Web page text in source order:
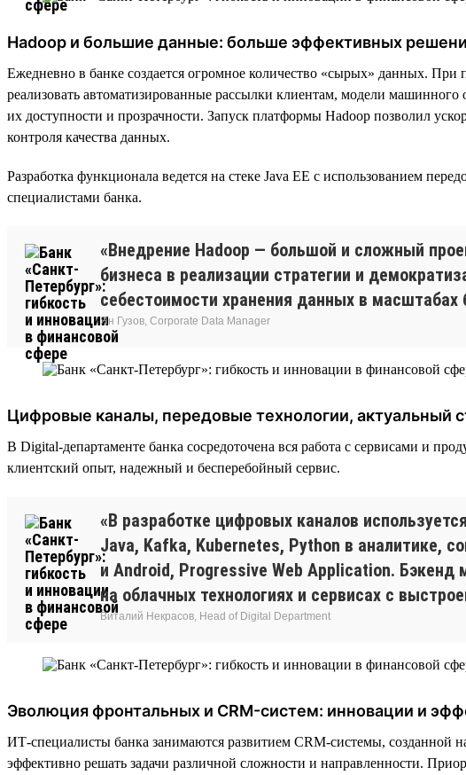
Hadoop и большие данные: больше эффективных
Ежедневно в банке создается огромное количество «сырых» данных.
реализовать автоматизированные рассылки клиентам, модели
их доступности и прозрачности. Запуск платформы Hadoop позволил
контроля качества данных.
Разработка функционала ведется на стеке Java EE с использованием
специалистами банка.
«Внедрение Hadoop — большой и сложный
бизнеса в реализации стратегии и
себестоимости хранения данных в масштабах
Ян Гузов, Corporate Data Manager
Цифровые каналы, передовые технологии, актуальный
В Digital-департаменте банка сосредоточена вся работа с сервисами и
клиентский опыт, надежный и бесперебойный сервис.
«В разработке цифровых каналов
Java, Kafka, Kubernetes, Python в аналитике,
и Android, Progressive Web Application. Бэкенд
на облачных технологиях и сервисах с
Виталий Некрасов, Head of Digital Department
Эволюция фронтальных и CRM-систем: инновации и
ИТ-специалисты банка занимаются развитием CRM-системы,
эффективно решать задачи различной сложности и направленности.